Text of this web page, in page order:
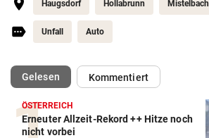
Haugsdorf Hollabrunn Mistelbach
Unfall Auto
Gelesen(ausgewählt)Kommentiert
ÖSTERREICH
Erneuter Allzeit-Rekord ++ Hitze noch
nicht vorbei